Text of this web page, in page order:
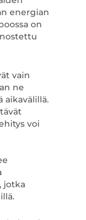
energian
on
vain
ne
aikavälillä.
voi
jotka